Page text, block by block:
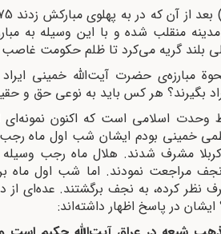
منقلب شده و با این وسیله به
بلند گریه می‌کرد تا ظلم حکومت
مبارزه‌ی حضرت آیت‌الله خمینی ایراد
بگیرند؟ هر کس باید به نوعی حق و
وحدت اسلامی است که اکنون
خمینی بودم ایشان شب اول ماه
مشرف شدند. هلال ماه رجب
نجف مراجعت نمودند. اما شب اول ماه
نظر کرده، به نجف برگشتند. عده‌ای از
در پاسخ اظهار داشته‌اند: